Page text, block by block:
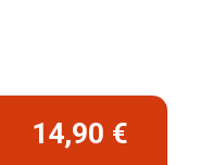
14,90 €